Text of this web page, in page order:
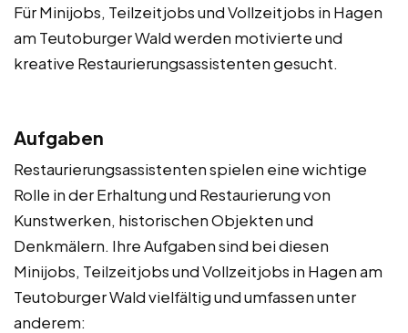
Für Minijobs, Teilzeitjobs und Vollzeitjobs in Hagen
am Teutoburger Wald werden motivierte und
kreative Restaurierungsassistenten gesucht.
Aufgaben
Restaurierungsassistenten spielen eine wichtige
Rolle in der Erhaltung und Restaurierung von
Kunstwerken, historischen Objekten und
Denkmälern. Ihre Aufgaben sind bei diesen
Minijobs, Teilzeitjobs und Vollzeitjobs in Hagen am
Teutoburger Wald vielfältig und umfassen unter
anderem: